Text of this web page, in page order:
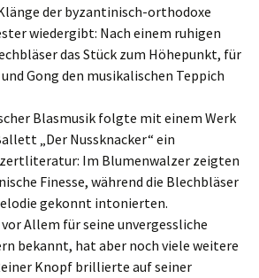
der byzantinisch-orthodoxe
wiedergibt: Nach einem ruhigen
das Stück zum Höhepunkt, für
Gong den musikalischen Teppich
Blasmusik folgte mit einem Werk
„Der Nussknacker“ ein
Im Blumenwalzer zeigten
Finesse, während die Blechbläser
gekonnt intonierten.
Allem für seine unvergessliche
bekannt, hat aber noch viele weitere
Knopf brillierte auf seiner